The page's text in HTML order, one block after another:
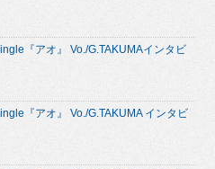
『アオ』 Vo./G.TAKUMAインタビ
『アオ』 Vo./G.TAKUMA インタビ